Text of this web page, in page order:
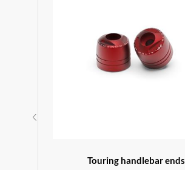
Touring handlebar ends